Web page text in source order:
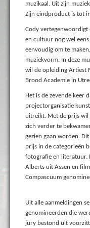
muzikaal. Uit zijn
Zijn eindproduct is tot
Cody vertegenwoordigt
en cultuur nog wel
eenvoudig om te
muziekvorm. In deze
wil de opleiding Artiest
Brood Academie in
Het is de zevende keer
projectorganisatie
uitreikt. Met de prijs wil
zich verder te
gezien gaan worden.
prijs in de categorieën
fotografie en literatuur.
Alberts uit Assen en
Compascuum
Uit alle aanmeldingen
genomineerden die
jury bestond uit